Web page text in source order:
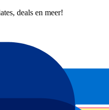
deals en meer!
met ons
Privacy Policy